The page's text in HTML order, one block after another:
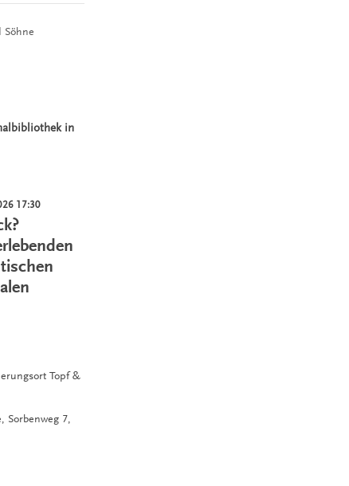
Söhne
in
17:30
Topf &
Sorbenweg 7,